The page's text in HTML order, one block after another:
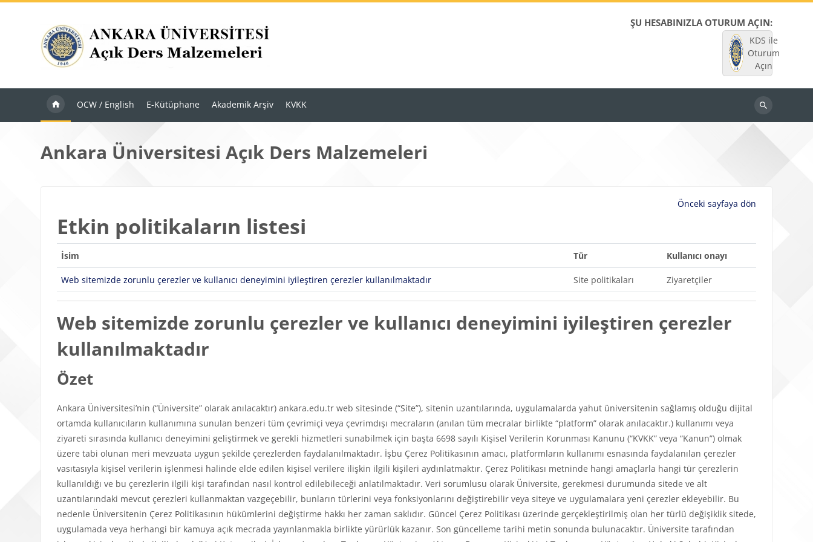
ŞU HESABINIZLA OTURUM AÇIN:
KDS ile
Oturum
Açın
OCW / English E-Kütüphane Akademik Arşiv KVKK
Dersleri
ara
Ankara Üniversitesi Açık Ders Malzemeleri
Önceki sayfaya dön
Etkin politikaların listesi
İsim Tür Kullanıcı onayı
Web sitemizde zorunlu çerezler ve kullanıcı deneyimini iyileştiren çerezler kullanılmaktadır Site politikaları Ziyaretçiler
Web sitemizde zorunlu çerezler ve kullanıcı deneyimini iyileştiren çerezler
kullanılmaktadır
Özet
Ankara Üniversitesi’nin (“Üniversite” olarak anılacaktır) ankara.edu.tr web sitesinde (“Site”), sitenin uzantılarında, uygulamalarda yahut üniversitenin sağlamış olduğu dijital
ortamda kullanıcıların kullanımına sunulan benzeri tüm çevrimiçi veya çevrimdışı mecraların (anılan tüm mecralar birlikte “platform” olarak anılacaktır.) kullanımı veya
ziyareti sırasında kullanıcı deneyimini geliştirmek ve gerekli hizmetleri sunabilmek için başta 6698 sayılı Kişisel Verilerin Korunması Kanunu (“KVKK” veya “Kanun”) olmak
üzere tabi olunan meri mevzuata uygun şekilde çerezlerden faydalanılmaktadır. İşbu Çerez Politikasının amacı, platformların kullanımı esnasında faydalanılan çerezler
vasıtasıyla kişisel verilerin işlenmesi halinde elde edilen kişisel verilere ilişkin ilgili kişileri aydınlatmaktır. Çerez Politikası metninde hangi amaçlarla hangi tür çerezlerin
kullanıldığı ve bu çerezlerin ilgili kişi tarafından nasıl kontrol edilebileceği anlatılmaktadır. Veri sorumlusu olarak Üniversite, gerekmesi durumunda sitede ve alt
uzantılarındaki mevcut çerezleri kullanmaktan vazgeçebilir, bunların türlerini veya fonksiyonlarını değiştirebilir veya siteye ve uygulamalara yeni çerezler ekleyebilir. Bu
nedenle Üniversitenin Çerez Politikasının hükümlerini değiştirme hakkı her zaman saklıdır. Güncel Çerez Politikası üzerinde gerçekleştirilmiş olan her türlü değişiklik sitede,
uygulamada veya herhangi bir kamuya açık mecrada yayınlanmakla birlikte yürürlük kazanır. Son güncelleme tarihi metin sonunda bulunacaktır. Üniversite tarafından